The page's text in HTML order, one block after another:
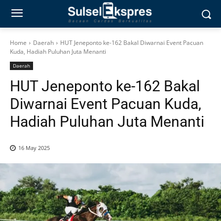
Home Daerah
HUT Jeneponto ke-162 Bakal Diwarnai Event Pacuan
Kuda, Hadiah Puluhan Juta Menanti
Daerah
HUT Jeneponto ke-162 Bakal
Diwarnai Event Pacuan Kuda,
Hadiah Puluhan Juta Menanti
16 May 2025